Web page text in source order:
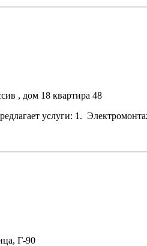
, дом 18 квартира 48
услуги: 1.
Г-90